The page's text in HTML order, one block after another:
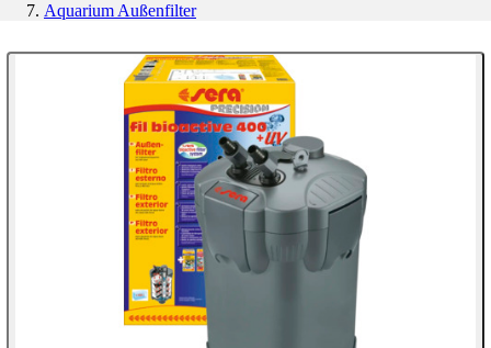
Aquarium Außenfilter